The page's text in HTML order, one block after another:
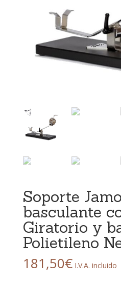
Soporte
basculante
Giratorio y
Polietileno
181,50€ I.V.A. incluido